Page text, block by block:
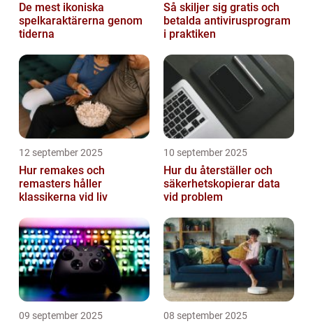
De mest ikoniska
spelkaraktärerna genom
tiderna
Så skiljer sig gratis och
betalda antivirusprogram
i praktiken
12 september 2025
Hur remakes och
remasters håller
klassikerna vid liv
10 september 2025
Hur du återställer och
säkerhetskopierar data
vid problem
09 september 2025 08 september 2025